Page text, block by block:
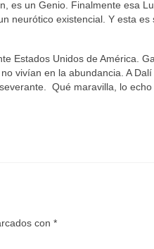
es un Genio. Finalmente esa
neurótico existencial. Y esta es
Estados Unidos de América.
vivían en la abundancia. A
Qué maravilla, lo echo
con *